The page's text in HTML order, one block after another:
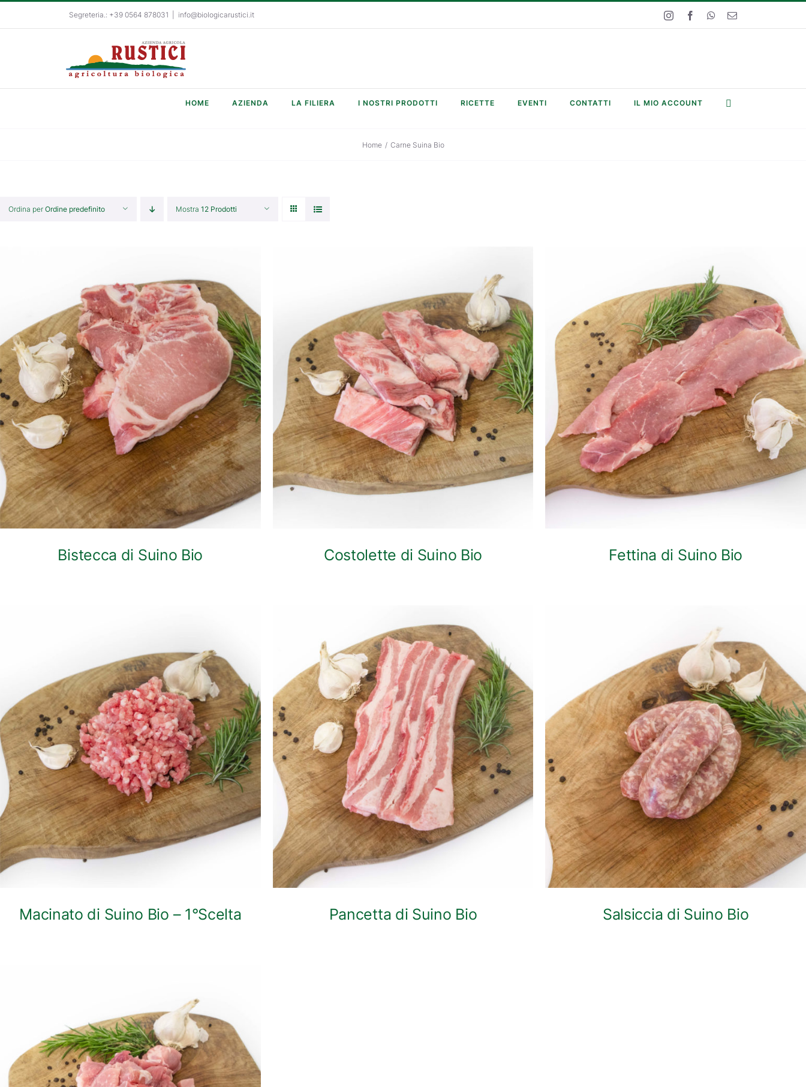
Segreteria.: +39 0564 878031 info@biologicarustici.it InstagramFacebookWhatsApp
Email
HOME AZIENDA LA FILIERA I NOSTRI PRODOTTI RICETTE EVENTI CONTATTI IL MIO ACCOUNT
Home / Carne Suina Bio
Ordina perOrdine predefinito Mostra 12 Prodotti
ANTEPRIMA RAPIDA
Bistecca di Suino Bio
ANTEPRIMA RAPIDA
Costolette di Suino Bio
ANTEPRIMA RAPIDA
Fettina di Suino Bio
ANTEPRIMA RAPIDA
Macinato di Suino Bio – 1°Scelta
ANTEPRIMA RAPIDA
Pancetta di Suino Bio
ANTEPRIMA RAPIDA
Salsiccia di Suino Bio